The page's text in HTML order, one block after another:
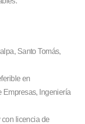
Santo Tomás,
en
Empresas, Ingeniería
licencia de